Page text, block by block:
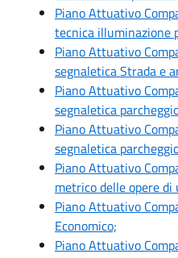
Piano Attuativo
tecnica illuminazione
Piano Attuativo
segnaletica Strada e
Piano Attuativo
segnaletica
Piano Attuativo
segnaletica
Piano Attuativo
metrico delle opere di
Piano Attuativo
Economico;
Piano Attuativo